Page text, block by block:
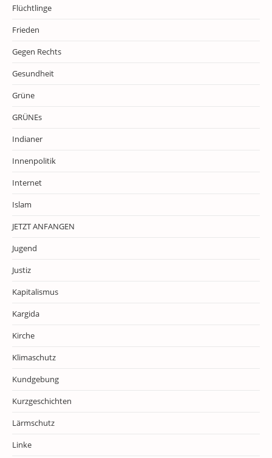
Flüchtlinge
Frieden
Gegen Rechts
Gesundheit
Grüne
GRÜNEs
Indianer
Innenpolitik
Internet
Islam
JETZT ANFANGEN
Jugend
Justiz
Kapitalismus
Kargida
Kirche
Klimaschutz
Kundgebung
Kurzgeschichten
Lärmschutz
Linke